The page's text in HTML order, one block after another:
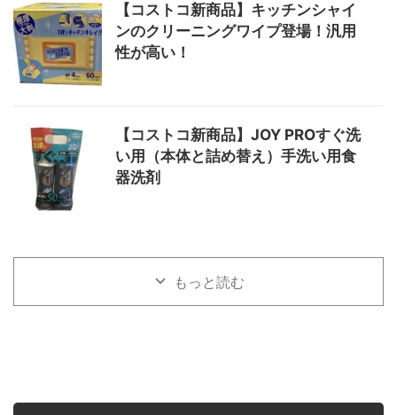
【コストコ新商品】キッチンシャイ
ンのクリーニングワイプ登場！汎用
性が高い！
【コストコ新商品】JOY PROすぐ洗
い用（本体と詰め替え）手洗い用食
器洗剤
もっと読む